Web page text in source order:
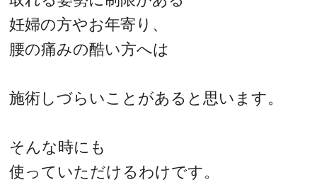
妊婦の方やお年寄り、
腰の痛みの酷い方へは
施術しづらいことがあると思います。
そんな時にも
使っていただけるわけです。